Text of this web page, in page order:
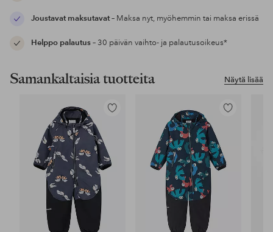
Joustavat maksutavat– Maksa nyt, myöhemmin tai maksa erissä
Helppo palautus– 30 päivän vaihto- ja palautusoikeus*
Näytä lisää
Samankaltaisia tuotteita
Lisää
Lisää